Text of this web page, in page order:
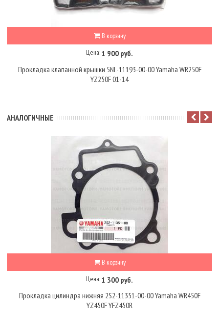
В корзину
Цена:1 900 руб.
Прокладка клапанной крышки 5NL-11193-00-00 Yamaha WR250F
YZ250F 01-14
АНАЛОГИЧНЫЕ
В корзину
Цена:1 300 руб.
Прокладка цилиндра нижняя 2S2-11351-00-00 Yamaha WR450F
YZ450F YFZ450R